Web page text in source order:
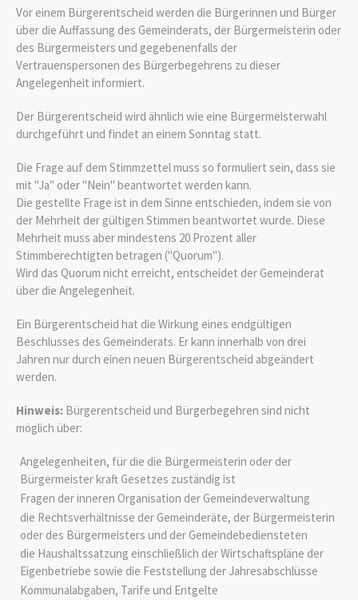
Vor einem Bürgerentscheid werden die Bürgerinnen und Bürger
über die Auffassung des Gemeinderats, der Bürgermeisterin oder
des Bürgermeisters und gegebenenfalls der
Vertrauenspersonen des Bürgerbegehrens zu dieser
Angelegenheit informiert.
Der Bürgerentscheid wird ähnlich wie eine Bürgermeisterwahl
durchgeführt und findet an einem Sonntag statt.
Die Frage auf dem Stimmzettel muss so formuliert sein, dass sie
mit "Ja" oder "Nein" beantwortet werden kann.
Die gestellte Frage ist in dem Sinne entschieden, indem sie von
der Mehrheit der gültigen Stimmen beantwortet wurde. Diese
Mehrheit muss aber mindestens 20 Prozent aller
Stimmberechtigten betragen ("Quorum").
Wird das Quorum nicht erreicht, entscheidet der Gemeinderat
über die Angelegenheit.
Ein Bürgerentscheid hat die Wirkung eines endgültigen
Beschlusses des Gemeinderats. Er kann innerhalb von drei
Jahren nur durch einen neuen Bürgerentscheid abgeändert
werden.
Hinweis: Bürgerentscheid und Bürgerbegehren sind nicht
möglich über:
Angelegenheiten, für die die Bürgermeisterin oder der
Bürgermeister kraft Gesetzes zuständig ist
Fragen der inneren Organisation der Gemeindeverwaltung
die Rechtsverhältnisse der Gemeinderäte, der Bürgermeisterin
oder des Bürgermeisters und der Gemeindebediensteten
die Haushaltssatzung einschließlich der Wirtschaftspläne der
Eigenbetriebe sowie die Feststellung der Jahresabschlüsse
Kommunalabgaben, Tarife und Entgelte